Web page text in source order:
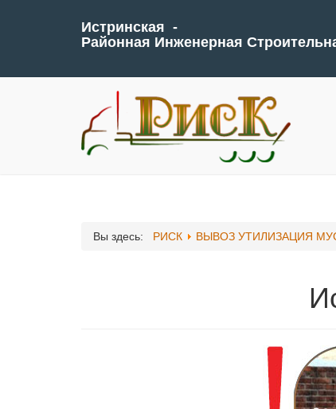
Истринская -
Районная Инженерная
Вы здесь: РИСК ВЫВОЗ УТИЛИЗАЦИЯ